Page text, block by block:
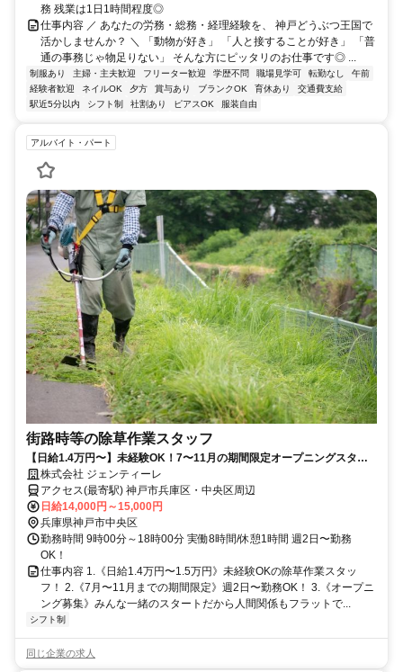
務 残業は1日1時間程度◎
仕事内容 ／ あなたの労務・総務・経理経験を、 神戸どうぶつ王国で
活かしませんか？ ＼ 「動物が好き」 「人と接することが好き」 「普
通の事務じゃ物足りない」 そんな方にピッタリのお仕事です◎ ...
制服あり 主婦・主夫歓迎 フリーター歓迎 学歴不問 職場見学可 転勤なし
午前
経験者歓迎
ネイルOK 夕方 賞与あり ブランクOK 育休あり
交通費支給
駅近5分以内
シフト制 社割あり ピアスOK 服装自由
アルバイト・パート
街路時等の除草作業スタッフ
【日給1.4万円〜】未経験OK！7〜11月の期間限定オープニングスタッ
フ！神戸市の街をきれいに！
株式会社 ジェンティーレ
アクセス(最寄駅) 神戸市兵庫区・中央区周辺
日給14,000円～15,000円
兵庫県神戸市中央区
勤務時間 9時00分～18時00分 実働8時間/休憩1時間 週2日〜勤務
OK！
仕事内容 1.《日給1.4万円〜1.5万円》未経験OKの除草作業スタッ
フ！ 2.《7月〜11月までの期間限定》週2日〜勤務OK！ 3.《オープニ
ング募集》みんな一緒のスタートだから人間関係もフラットで...
シフト制
同じ企業の求人